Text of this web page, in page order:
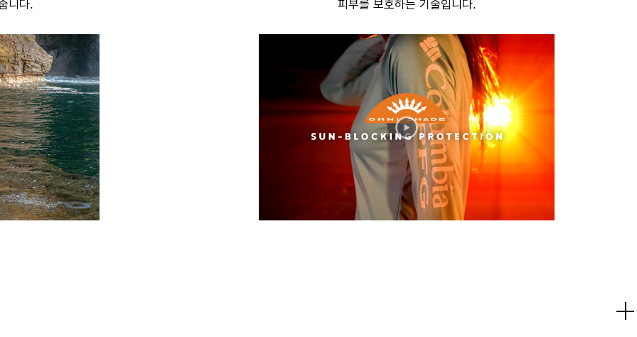
니다.
피부를 보호하는 기술입니다.